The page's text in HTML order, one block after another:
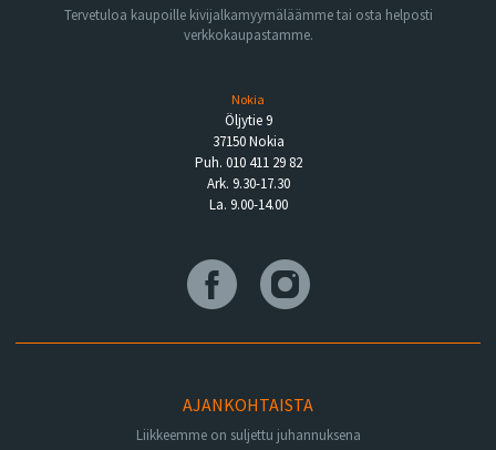
Tervetuloa kaupoille kivijalkamyymäläämme tai osta helposti
verkkokaupastamme.
Nokia
Öljytie 9
37150 Nokia
Puh. 010 411 29 82
Ark. 9.30-17.30
La. 9.00-14.00
AJANKOHTAISTA
Liikkeemme on suljettu juhannuksena